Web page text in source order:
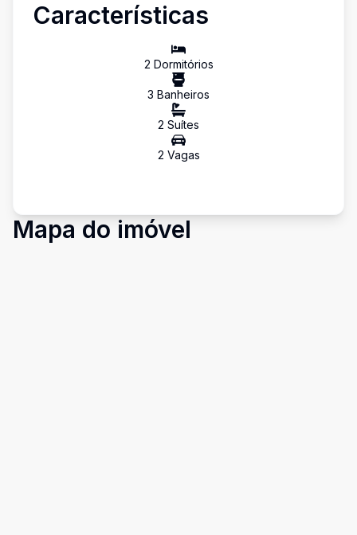
Características
2 Dormitórios
3 Banheiros
2 Suítes
2 Vagas
Mapa do imóvel